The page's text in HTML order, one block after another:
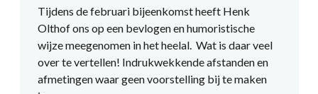
Tijdens de februari bijeenkomst heeft Henk
Olthof ons op een bevlogen en humoristische
wijze meegenomen in het heelal. Wat is daar veel
over te vertellen! Indrukwekkende afstanden en
afmetingen waar geen voorstelling bij te maken